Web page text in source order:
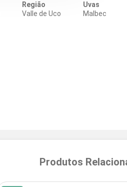
Região
Valle de Uco
Uvas
Malbec
Produtos